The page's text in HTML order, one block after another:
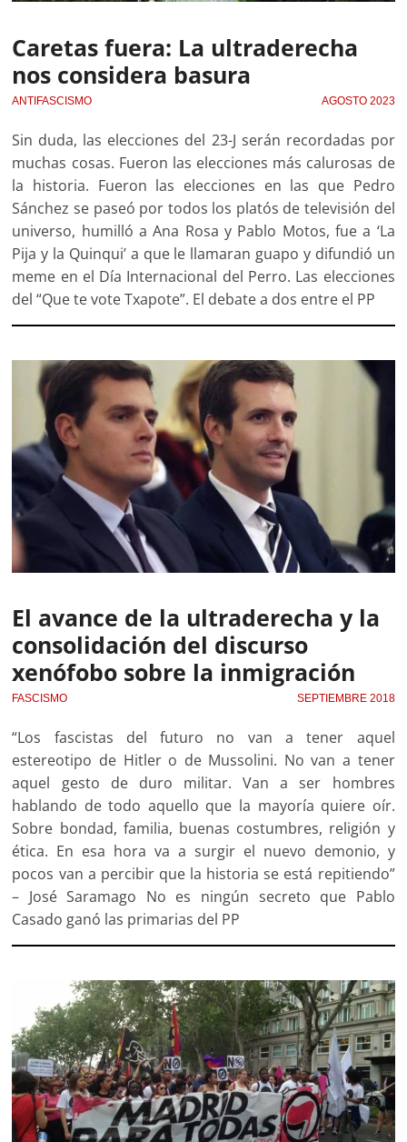
Caretas fuera: La ultraderecha
nos considera basura
ANTIFASCISMO AGOSTO 2023
Sin duda, las elecciones del 23-J serán recordadas por
muchas cosas. Fueron las elecciones más calurosas de
la historia. Fueron las elecciones en las que Pedro
Sánchez se paseó por todos los platós de televisión del
universo, humilló a Ana Rosa y Pablo Motos, fue a ‘La
Pija y la Quinqui’ a que le llamaran guapo y difundió un
meme en el Día Internacional del Perro. Las elecciones
del “Que te vote Txapote”. El debate a dos entre el PP
El avance de la ultraderecha y la
consolidación del discurso
xenófobo sobre la inmigración
FASCISMO SEPTIEMBRE 2018
“Los fascistas del futuro no van a tener aquel
estereotipo de Hitler o de Mussolini. No van a tener
aquel gesto de duro militar. Van a ser hombres
hablando de todo aquello que la mayoría quiere oír.
Sobre bondad, familia, buenas costumbres, religión y
ética. En esa hora va a surgir el nuevo demonio, y
pocos van a percibir que la historia se está repitiendo”
– José Saramago No es ningún secreto que Pablo
Casado ganó las primarias del PP